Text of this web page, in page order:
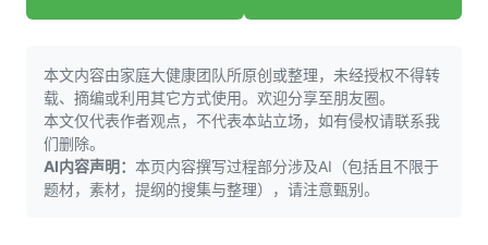
本文内容由家庭大健康团队所原创或整理，未经授权不得转
载、摘编或利用其它方式使用。欢迎分享至朋友圈。
本文仅代表作者观点，不代表本站立场，如有侵权请联系我
们删除。
AI内容声明： 本页内容撰写过程部分涉及AI（包括且不限于
题材，素材，提纲的搜集与整理），请注意甄别。